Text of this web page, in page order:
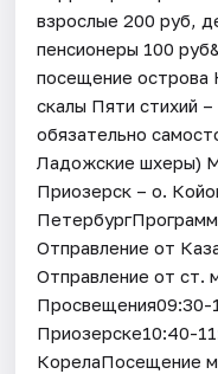
взрослые 200 руб,
пенсионеры 100
посещение острова
скалы Пяти стихий
обязательно
Ладожские шхеры)
Приозерск – о.
Отправление от
Отправление от ст.
Просвещения09:30-
Приозерске10:40-
КорелаПосещение